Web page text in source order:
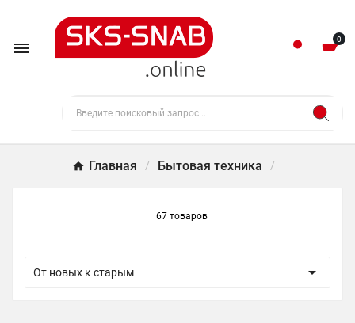
 0
Главная Бытовая техника
67 товаров
От новых к старым 